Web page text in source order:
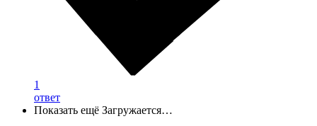
1
ответ
Показать ещё Загружается…